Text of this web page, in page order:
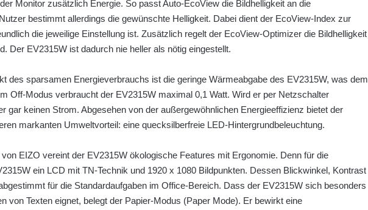
Monitor zusätzlich Energie. So passt Auto-EcoView die Bildhelligkeit an die
bestimmt allerdings die gewünschte Helligkeit. Dabei dient der EcoView-Index zur
die jeweilige Einstellung ist. Zusätzlich regelt der EcoView-Optimizer die Bildhelligkeit
Der EV2315W ist dadurch nie heller als nötig eingestellt.
des sparsamen Energieverbrauchs ist die geringe Wärmeabgabe des EV2315W, was dem
Off-Modus verbraucht der EV2315W maximal 0,1 Watt. Wird er per Netzschalter
gar keinen Strom. Abgesehen von der außergewöhnlichen Energieeffizienz bietet der
markanten Umweltvorteil: eine quecksilberfreie LED-Hintergrundbeleuchtung.
EIZO vereint der EV2315W ökologische Features mit Ergonomie. Denn für die
ein LCD mit TN-Technik und 1920 x 1080 Bildpunkten. Dessen Blickwinkel, Kontrast
für die Standardaufgaben im Office-Bereich. Dass der EV2315W sich besonders
von Texten eignet, belegt der Papier-Modus (Paper Mode). Er bewirkt eine